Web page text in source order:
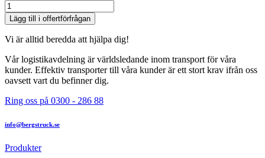
Lägg till i offertförfrågan
Vi är alltid beredda att hjälpa dig!
Vår logistikavdelning är världsledande inom transport för våra
kunder. Effektiv transporter till våra kunder är ett stort krav ifrån oss
oavsett vart du befinner dig.
Ring oss på 0300 - 286 88
info@bergstruck.se
Produkter